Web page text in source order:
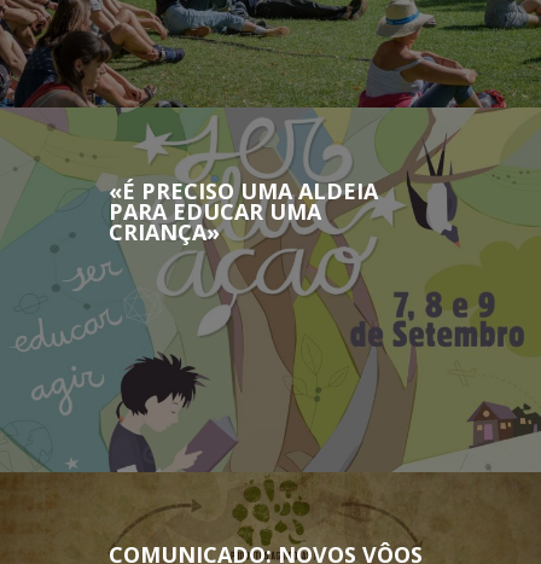
«É PRECISO UMA ALDEIA
PARA EDUCAR UMA
CRIANÇA»
COMUNICADO: NOVOS VÔOS